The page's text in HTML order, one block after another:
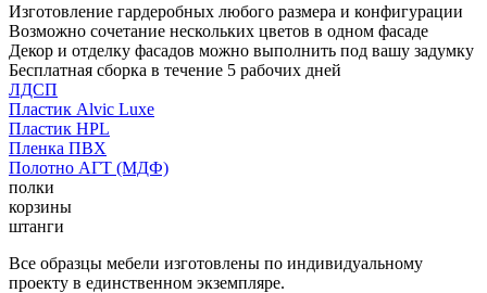
Изготовление гардеробных любого размера и конфигурации
Возможно сочетание нескольких цветов в одном фасаде
Декор и отделку фасадов можно выполнить под вашу задумку
Бесплатная сборка в течение 5 рабочих дней
ЛДСП
Пластик Alvic Luxe
Пластик HPL
Пленка ПВХ
Полотно АГТ (МДФ)
полки
корзины
штанги
Все образцы мебели изготовлены по индивидуальному
проекту в единственном экземпляре.